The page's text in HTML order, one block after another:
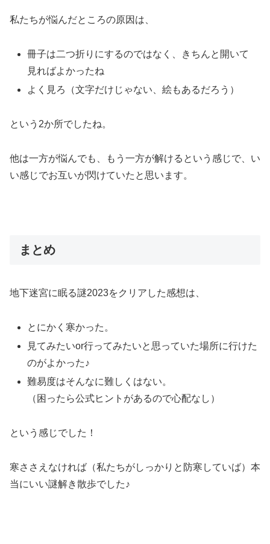
私たちが悩んだところの原因は、
冊子は二つ折りにするのではなく、きちんと開いて
見ればよかったね
よく見ろ（文字だけじゃない、絵もあるだろう）
という2か所でしたね。
他は一方が悩んでも、もう一方が解けるという感じで、い
い感じでお互いが閃けていたと思います。
まとめ
地下迷宮に眠る謎2023をクリアした感想は、
とにかく寒かった。
見てみたいor行ってみたいと思っていた場所に行けた
のがよかった♪
難易度はそんなに難しくはない。
（困ったら公式ヒントがあるので心配なし）
という感じでした！
寒ささえなければ（私たちがしっかりと防寒していば）本
当にいい謎解き散歩でした♪